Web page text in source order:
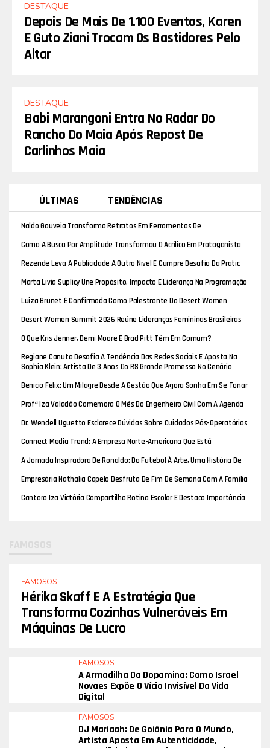
DESTAQUE
Depois De Mais De 1.100 Eventos, Karen
E Guto Ziani Trocam Os Bastidores Pelo
Altar
DESTAQUE
Babi Marangoni Entra No Radar Do
Rancho Do Maia Após Repost De
Carlinhos Maia
ÚLTIMAS TENDÊNCIAS
Naldo Gouveia Transforma Retratos Em Ferramentas De
Como A Busca Por Amplitude Transformou O Acrílico Em Protagonista
Rezende Leva A Publicidade A Outro Nível E Cumpre Desafio Da Pratic
Marta Lívia Suplicy Une Propósito, Impacto E Liderança Na Programação
Luiza Brunet É Confirmada Como Palestrante Do Desert Women
Internacional
Desert Women Summit 2026 Reúne Lideranças Femininas Brasileiras
O Que Kris Jenner, Demi Moore E Brad Pitt Têm Em Comum?
Regiane Canuto Desafia A Tendência Das Redes Sociais E Aposta Na
Essência: “Meu Foco Sempre Foi O Doce, Não A Minha Imagem”
Sophia Klein: Artista De 3 Anos Do RS Grande Promessa No Cenário
Benício Félix: Um Milagre Desde A Gestão Que Agora Sonha Em Se Tonar
Profª Iza Valadão Comemora O Mês Do Engenheiro Civil Com A Agenda
Dr. Wendell Uguetto Esclarece Dúvidas Sobre Cuidados Pós-Operatórios
Connect Media Trend: A Empresa Norte-Americana Que Está
Social Mídia
A Jornada Inspiradora De Ronaldo: Do Futebol À Arte, Uma História De
Empresária Nathalia Capelo Desfruta De Fim De Semana Com A Família
Cantora Iza Victória Compartilha Rotina Escolar E Destaca Importância
FAMOSOS
Hérika Skaff E A Estratégia Que
Transforma Cozinhas Vulneráveis Em
Máquinas De Lucro
FAMOSOS
A Armadilha Da Dopamina: Como Israel
Novaes Expõe O Vício Invisível Da Vida
Digital
FAMOSOS
DJ Mariaah: De Goiânia Para O Mundo,
Artista Aposta Em Autenticidade,